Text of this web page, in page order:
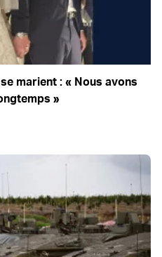
marient : « Nous avons
»